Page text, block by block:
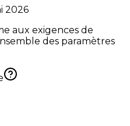
2026
aux exigences de
des paramètres